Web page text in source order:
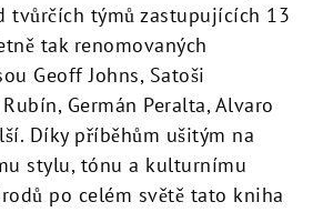
tvůrčích týmů zastupujících 13
tak renomovaných
Geoff Johns, Satoši
Germán Peralta, Alvaro
Díky příběhům ušitým na
stylu, tónu a kulturnímu
po celém světě tato kniha